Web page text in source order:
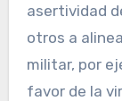
asertividad
otros a
militar, por
favor de la